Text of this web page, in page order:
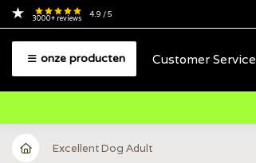
3000+reviews 4.9 / 5
onze producten Customer Service
Excellent Dog Adult